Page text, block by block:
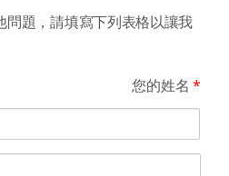
問題，請填寫下列表格以讓我
您的姓名 *